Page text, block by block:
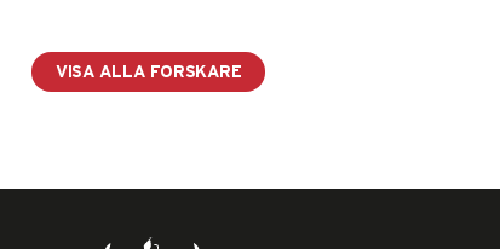
VISA ALLA FORSKARE